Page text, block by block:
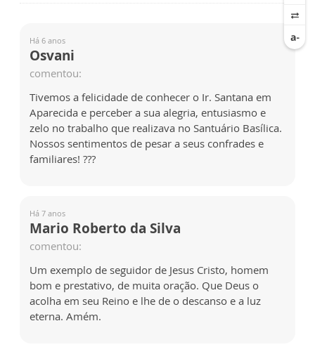
Há 6 anos
Osvani
comentou:
Tivemos a felicidade de conhecer o Ir. Santana em
Aparecida e perceber a sua alegria, entusiasmo e
zelo no trabalho que realizava no Santuário Basílica.
Nossos sentimentos de pesar a seus confrades e
familiares! ???
Há 7 anos
Mario Roberto da Silva
comentou:
Um exemplo de seguidor de Jesus Cristo, homem
bom e prestativo, de muita oração. Que Deus o
acolha em seu Reino e lhe de o descanso e a luz
eterna. Amém.